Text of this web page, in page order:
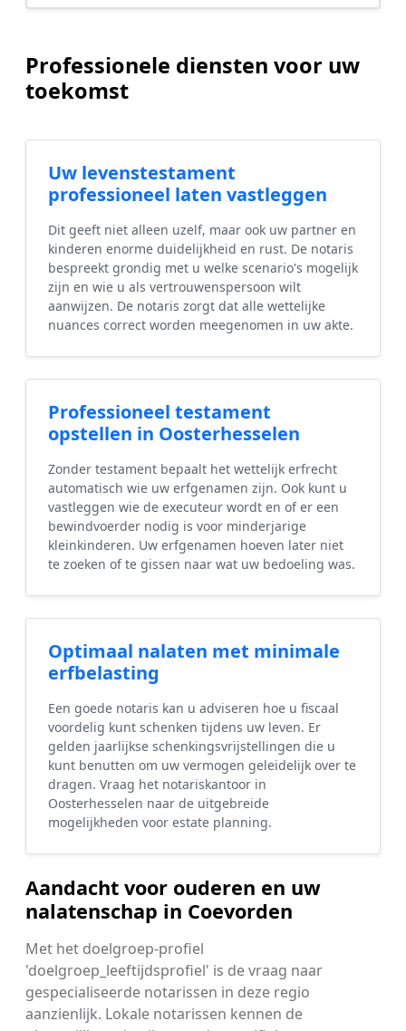
Professionele diensten voor uw
toekomst
Uw levenstestament
professioneel laten vastleggen
Dit geeft niet alleen uzelf, maar ook uw partner en
kinderen enorme duidelijkheid en rust. De notaris
bespreekt grondig met u welke scenario's mogelijk
zijn en wie u als vertrouwenspersoon wilt
aanwijzen. De notaris zorgt dat alle wettelijke
nuances correct worden meegenomen in uw akte.
Professioneel testament
opstellen in Oosterhesselen
Zonder testament bepaalt het wettelijk erfrecht
automatisch wie uw erfgenamen zijn. Ook kunt u
vastleggen wie de executeur wordt en of er een
bewindvoerder nodig is voor minderjarige
kleinkinderen. Uw erfgenamen hoeven later niet
te zoeken of te gissen naar wat uw bedoeling was.
Optimaal nalaten met minimale
erfbelasting
Een goede notaris kan u adviseren hoe u fiscaal
voordelig kunt schenken tijdens uw leven. Er
gelden jaarlijkse schenkingsvrijstellingen die u
kunt benutten om uw vermogen geleidelijk over te
dragen. Vraag het notariskantoor in
Oosterhesselen naar de uitgebreide
mogelijkheden voor estate planning.
Aandacht voor ouderen en uw
nalatenschap in Coevorden
Met het doelgroep-profiel
'doelgroep_leeftijdsprofiel' is de vraag naar
gespecialiseerde notarissen in deze regio
aanzienlijk. Lokale notarissen kennen de